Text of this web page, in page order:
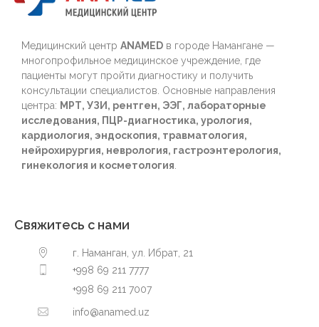
Медицинский центр ANAMED в городе Намангане —
многопрофильное медицинское учреждение, где
пациенты могут пройти диагностику и получить
консультации специалистов. Основные направления
центра: МРТ, УЗИ, рентген, ЭЭГ, лабораторные
исследования, ПЦР-диагностика, урология,
кардиология, эндоскопия, травматология,
нейрохирургия, неврология, гастроэнтерология,
гинекология и косметология
Свяжитесь с нами
г. Наманган, ул. Ибрат, 21
+998 69 211 7777
+998 69 211 7007
info@anamed.uz